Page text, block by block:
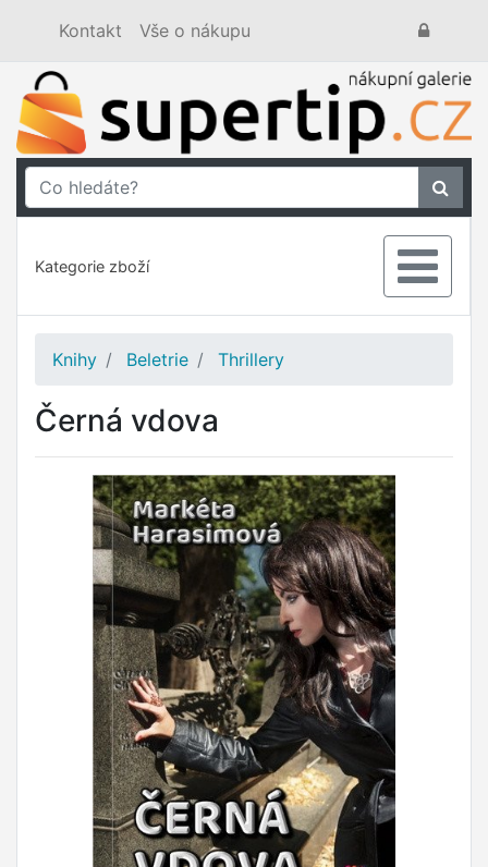
Kontakt Vše o nákupu
Kategorie zboží
Knihy Beletrie Thrillery
Černá vdova